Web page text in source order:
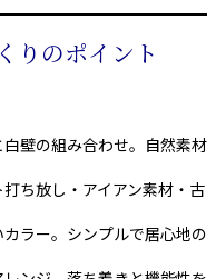
りのポイント
白壁の組み合わせ。自然素材
打ち放し・アイアン素材・古
カラー。シンプルで居心地の